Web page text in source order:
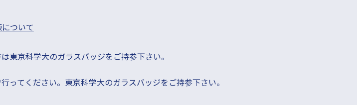
について
東京科学大のガラスバッジをご持参下さい。
てください。東京科学大のガラスバッジをご持参下さい。